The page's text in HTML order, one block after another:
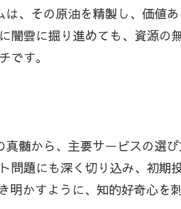
、その原油を精製し、価値あ
雲に掘り進めても、資源の
す。
髄から、主要サービスの選
題にも深く切り込み、初期
かすように、知的好奇心を